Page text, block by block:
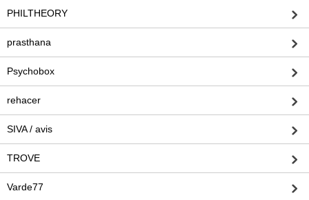
PHILTHEORY
prasthana
Psychobox
rehacer
SIVA / avis
TROVE
Varde77